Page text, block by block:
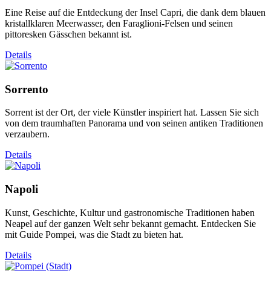
Eine Reise auf die Entdeckung der Insel Capri, die dank dem blauen
kristallklaren Meerwasser, den Faraglioni-Felsen und seinen
pittoresken Gässchen bekannt ist.
Details
Sorrento
Sorrent ist der Ort, der viele Künstler inspiriert hat. Lassen Sie sich
von dem traumhaften Panorama und von seinen antiken Traditionen
verzaubern.
Details
Napoli
Kunst, Geschichte, Kultur und gastronomische Traditionen haben
Neapel auf der ganzen Welt sehr bekannt gemacht. Entdecken Sie
mit Guide Pompei, was die Stadt zu bieten hat.
Details